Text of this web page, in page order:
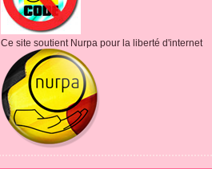
Ce site soutient Nurpa pour la liberté d'internet